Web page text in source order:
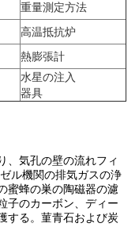
重量測定方法
高温抵抗炉
熱膨張計
水星の注入
器具
、気孔の壁の流れフィ
ル機関の排気ガスの浄
蜜蜂の巣の陶磁器の濾
子のカーボン、ディー
する。菫青石および炭